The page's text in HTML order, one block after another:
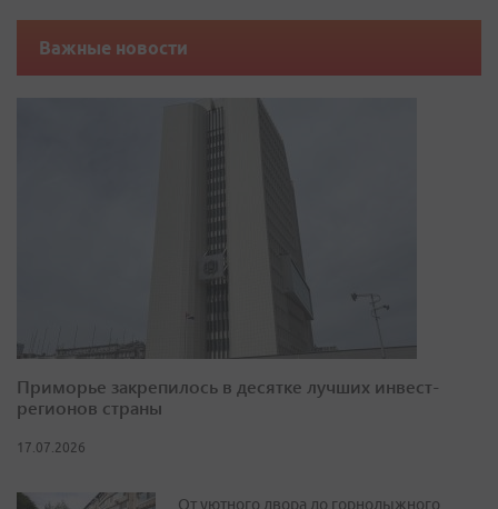
Важные новости
Приморье закрепилось в десятке лучших инвест-
регионов страны
17.07.2026
От уютного двора до горнолыжного